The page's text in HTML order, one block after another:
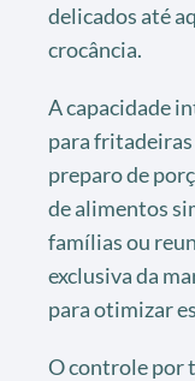
delicados até
crocância.
A capacidade
para
preparo de
de alimentos
famílias ou
exclusiva da
para otimizar
O controle por